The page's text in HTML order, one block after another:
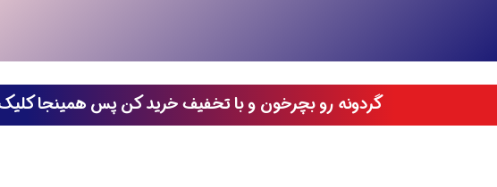
گردونه رو بچرخون و با تخفیف خرید کن پس همینجا